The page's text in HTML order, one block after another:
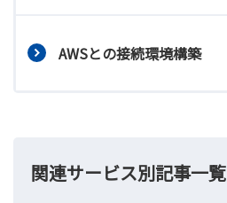
AWSとの接続環境構築
関連サービス別記事一覧